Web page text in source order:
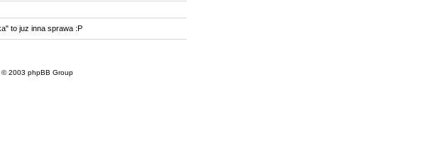
to juz inna sprawa :P
© 2003 phpBB Group